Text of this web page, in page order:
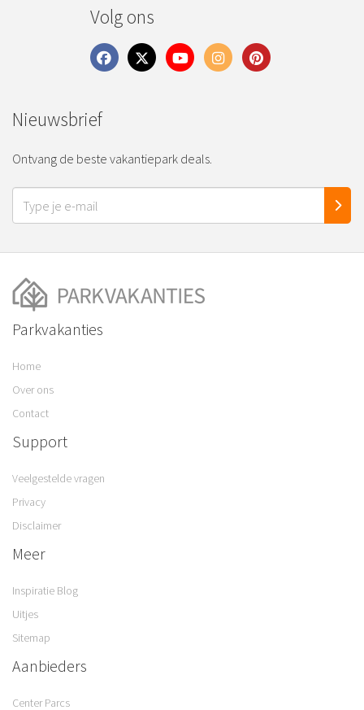
Volg ons
Nieuwsbrief
Ontvang de beste vakantiepark deals.
Parkvakanties
Home
Over ons
Contact
Support
Veelgestelde vragen
Privacy
Disclaimer
Meer
Inspiratie Blog
Uitjes
Sitemap
Aanbieders
Center Parcs